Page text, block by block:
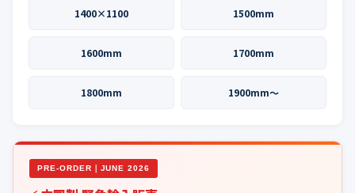
1400×1100 1500mm
1600mm 1700mm
1800mm 1900mm〜
PRE-ORDER｜JUNE 2026